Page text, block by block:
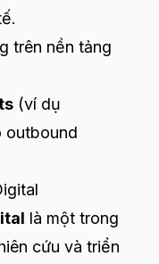
trên nền tảng
(ví dụ
outbound
là một trong
cứu và triển